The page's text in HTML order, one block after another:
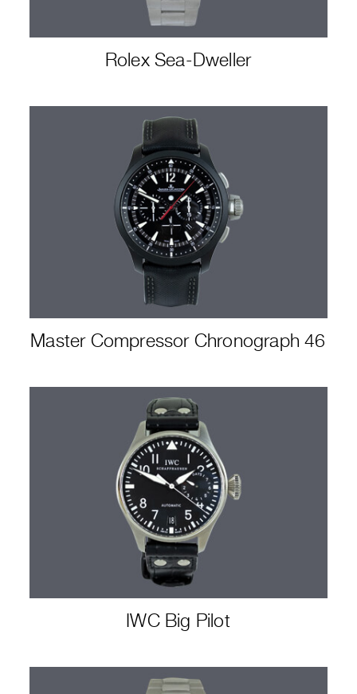
Rolex Sea-Dweller
Master Compressor Chronograph 46
IWC Big Pilot